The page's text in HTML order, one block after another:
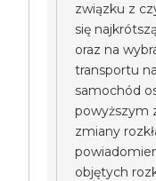
związku z
się
oraz na
transportu
samochód
powyższym
zmiany
objętych